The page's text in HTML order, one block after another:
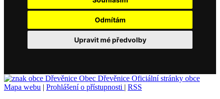
Odmítám
Upravit mé předvolby
Obec Dřevěnice Oficiální stránky obce
Mapa webu | Prohlášení o přístupnosti | RSS